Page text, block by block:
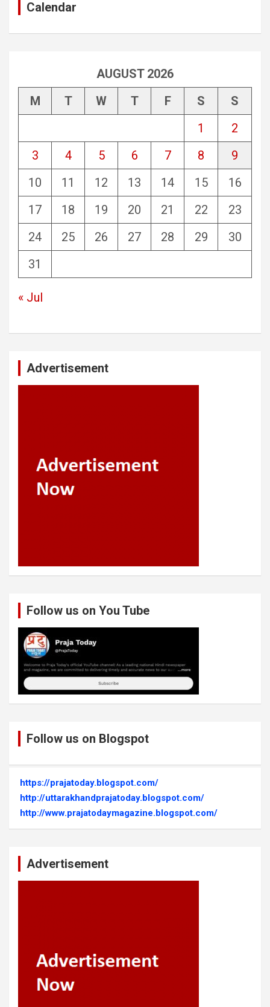
Calendar
AUGUST 2026
M
T W T F S
S
1
2
3
4 5 6 7 8
9
10
11 12 13 14 15
16
17
18 19 20 21 22
23
24
25 26 27 28 29
30
31
« Jul
Advertisement
Follow us on You Tube
Follow us on Blogspot
https://prajatoday.blogspot.com/
http://uttarakhandprajatoday.blogspot.com/
http://www.prajatodaymagazine.blogspot.com/
Advertisement